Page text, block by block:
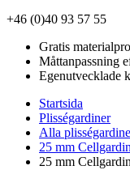
+46 (0)40 93 57 55
Gratis
Måttanpassning
Egenutvecklade
Startsida
Plisségardiner
Alla
25 mm
25 mm